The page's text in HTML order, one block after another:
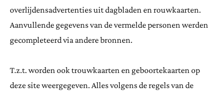
overlijdensadvertenties uit dagbladen en rouwkaarten.
Aanvullende gegevens van de vermelde personen werden
gecompleteerd via andere bronnen.
T.z.t. worden ook trouwkaarten en geboortekaarten op
deze site weergegeven. Alles volgens de regels van de